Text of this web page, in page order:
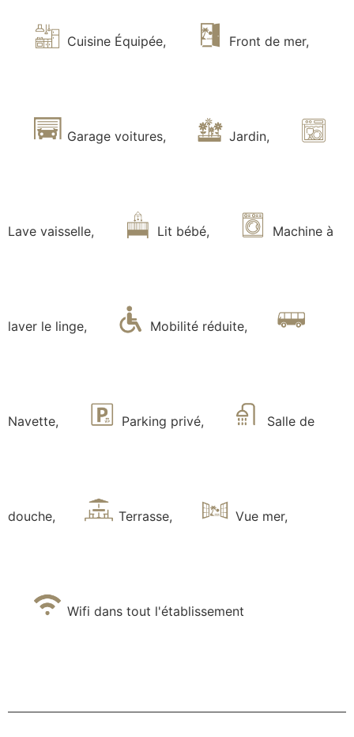
Cuisine Équipée, Front de mer,
Garage voitures, Jardin,
Lave vaisselle, Lit bébé, Machine à
laver le linge, Mobilité réduite,
Navette, Parking privé, Salle de
douche, Terrasse, Vue mer,
Wifi dans tout l'établissement